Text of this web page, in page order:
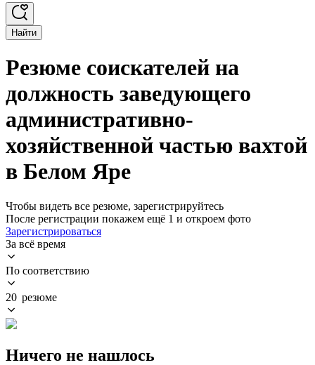
Найти
Резюме соискателей на
должность заведующего
административно-
хозяйственной частью вахтой
в Белом Яре
Чтобы видеть все резюме, зарегистрируйтесь
После регистрации покажем ещё 1 и откроем фото
Зарегистрироваться
За всё время
По соответствию
20 резюме
Ничего не нашлось